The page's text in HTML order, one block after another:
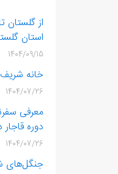
از گلستان
استان
1404/09/15
خانه شریف‌
1404/07/26
معرفی
دوره
1404/07/26
جنگل‌های